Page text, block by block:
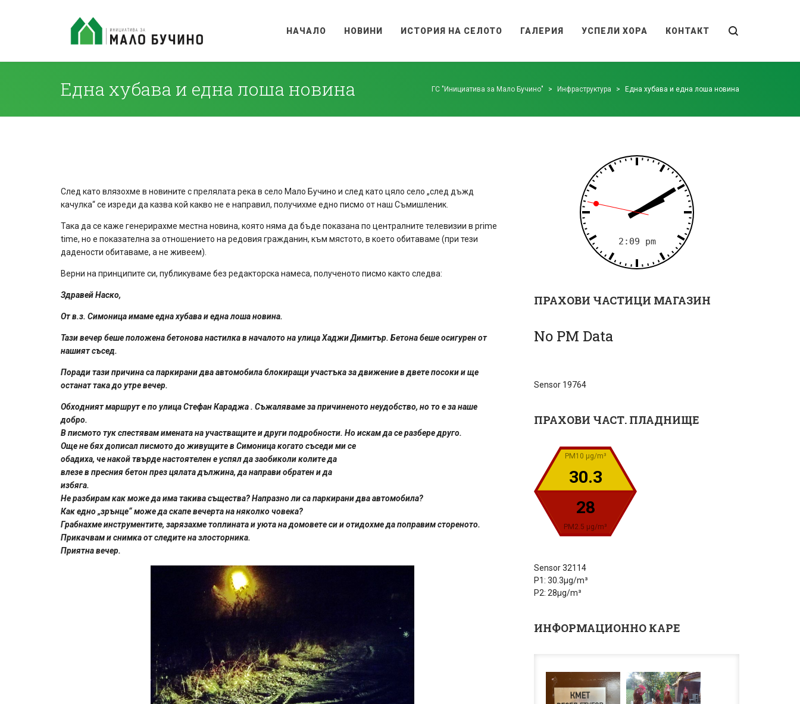
НАЧАЛО НОВИНИ ИСТОРИЯ НА СЕЛОТО ГАЛЕРИЯ УСПЕЛИ ХОРА КОНТАКТ
Една хубава и една лоша новина ГС "Инициатива за Мало Бучино" > Инфраструктура > Една хубава и една лоша новина
След като влязохме в новините с прелялата река в село Мало Бучино и след като цяло село „след дъжд
качулка“ се изреди да казва кой какво не е направил, получихме едно писмо от наш Съмишленик.
Така да се каже генерирахме местна новина, която няма да бъде показана по централните телевизии в prime
time, но е показателна за отношението на редовия гражданин, към мястото, в което обитаваме (при тези
дадености обитаваме, а не живеем).
Верни на принципите си, публикуваме без редакторска намеса, полученото писмо както следва:
Здравей Наско,
От в.з. Симоница имаме една хубава и една лоша новина.
Тази вечер беше положена бетонова настилка в началото на улица Хаджи Димитър. Бетона беше осигурен от
нашият съсед.
Поради тази причина са паркирани два автомобила блокиращи участъка за движение в двете посоки и ще
останат така до утре вечер.
Обходният маршрут е по улица Стефан Караджа . Съжаляваме за причиненото неудобство, но то е за наше
добро.
В писмото тук спестявам имената на участващите и други подробности. Но искам да се разбере друго.
Още не бях дописал писмото до живущите в Симоница когато съседи ми се
обадиха, че накой твърде настоятелен е успял да заобиколи колите да
влезе в пресния бетон през цялата дължина, да направи обратен и да
избяга.
Не разбирам как може да има такива същества? Напразно ли са паркирани два автомобила?
Как едно „зрънце“ може да скапе вечерта на няколко човека?
Грабнахме инструментите, зарязахме топлината и уюта на домовете си и отидохме да поправим стореното.
Прикачвам и снимка от следите на злосторника.
Приятна вечер.
ПРАХОВИ ЧАСТИЦИ МАГАЗИН
No PM Data
Sensor 19764
ПРАХОВИ ЧАСТ. ПЛАДНИЩЕ
PM10 µg/m³
PM2.5 µg/m³
30.3
28
Sensor 32114
P1: 30.3µg/m³
P2: 28µg/m³
ИНФОРМАЦИОННО КАРЕ